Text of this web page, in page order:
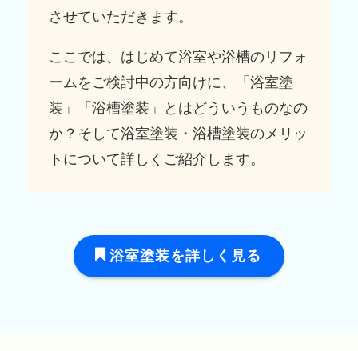
させていただきます。
ここでは、はじめて浴室や浴槽のリフォ
ームをご検討中の方向けに、「浴室塗
装」「浴槽塗装」とはどういうものなの
か？そして浴室塗装・浴槽塗装のメリッ
トについて詳しくご紹介します。
浴室塗装を詳しく見る